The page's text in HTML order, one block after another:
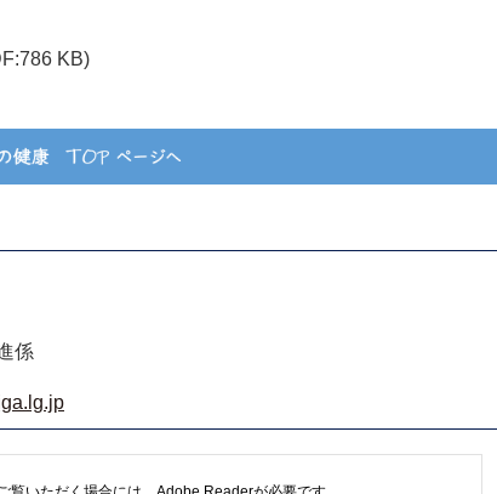
KB)
係